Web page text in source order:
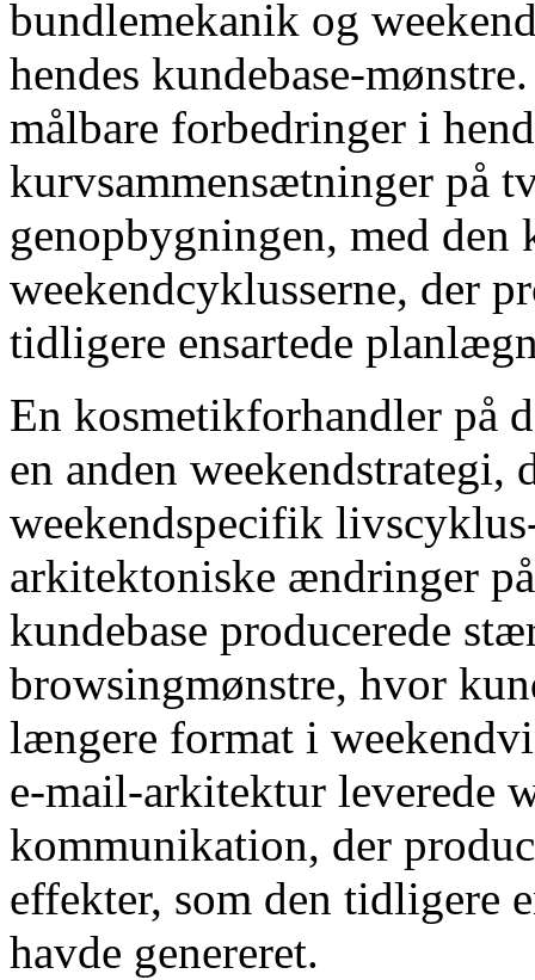
bundlemekanik og
hendes kundebase-
målbare forbedringer i
kurvsammensætninger på
genopbygningen, med
weekendcyklusserne, der
tidligere ensartede
En kosmetikforhandler på
en anden weekendstrategi,
weekendspecifik
arkitektoniske ændringer
kundebase producerede
browsingmønstre, hvor
længere format i
e-mail-arkitektur leverede
kommunikation, der
effekter, som den tidligere
havde genereret.